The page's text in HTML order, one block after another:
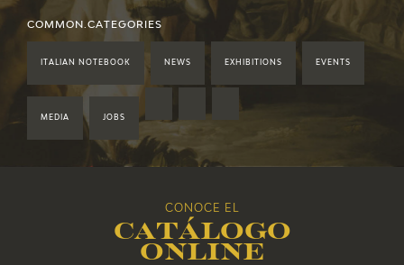
2021
2019
2018
COMMON.CATEGORIES
ITALIAN NOTEBOOK NEWS EXHIBITIONS EVENTS
MEDIA JOBS
CONOCE EL
Catálogo
online